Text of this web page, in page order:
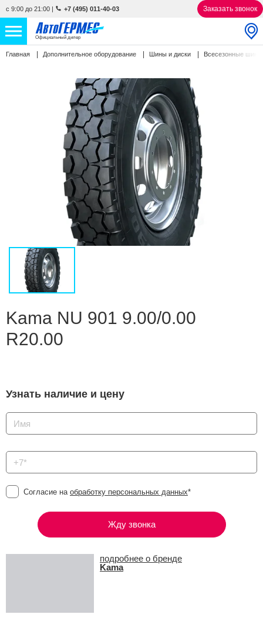
с 9:00 до 21:00 | +7 (495) 011-40-03 Заказать звонок
Официальный дилер
НОВЫЕ АВТОМОБИЛИ 4770 авто
857 авто
О КОМПАНИИ
Избранное
Сравнение
Главная Дополнительное оборудование Шины и диски Всесезонные
Kama NU 901 9.00/0.00
R20.00
Узнать наличие и цену
Согласие на обработку персональных данных*
Жду звонка
подробнее о бренде
Kama